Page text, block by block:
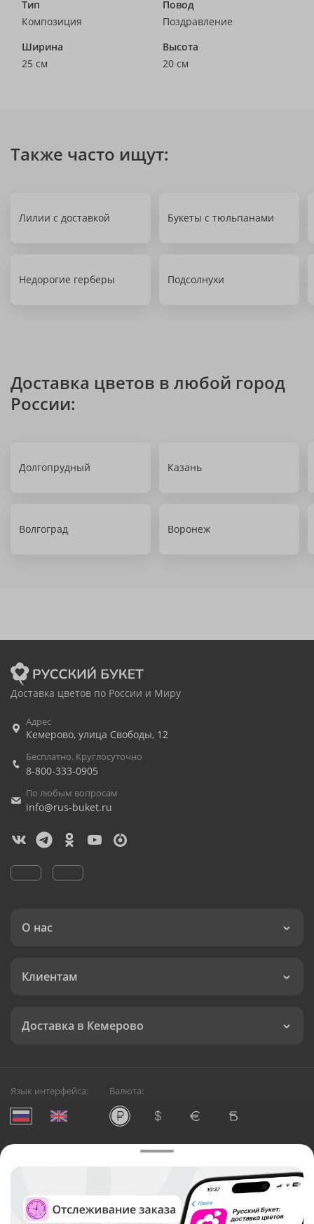
Тип
Композиция
Повод
Поздравление
Ширина
25 см
Высота
20 см
Также часто ищут:
Лилии с доставкой Букеты с тюльпанами
Недорогие герберы Подсолнухи
Доставка цветов в любой город
России:
Долгопрудный Казань
Волгоград Воронеж
Доставка цветов по России и Миру
Адрес
Кемерово, улица Свободы, 12
Бесплатно. Круглосуточно
8-800-333-0905
По любым вопросам
info@rus-buket.ru
О нас
Клиентам
Доставка в Кемерово
Язык интерфейса: Валюта:
Служба круглосуточной доставки цветов в Кемерово
Русский Букет, 2026
Общество с ограниченной ответственностью «Технология»
ОГРН: 1195476081745, ИНН: 5410081997